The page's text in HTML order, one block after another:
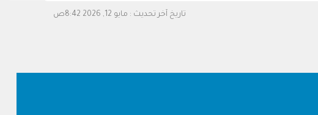
تاريخ آخر تحديث : مايو 12, 2026 8:42ص